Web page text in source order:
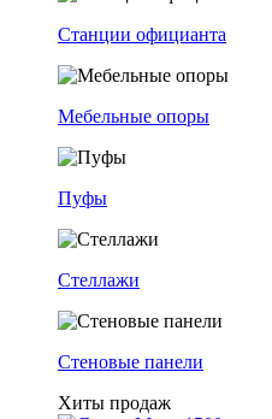
Станции официанта
Мебельные опоры
Пуфы
Стеллажи
Стеновые панели
Хиты продаж